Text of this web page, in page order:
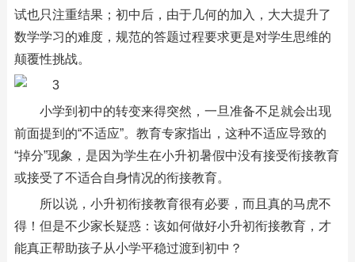
试也只注重结果；初中后，由于几何的加入，大大提升了
数学学习的难度，规范的答题过程要求更是对学生思维的
颠覆性挑战。
小学到初中的转变来得突然，一旦准备不足就会出现
前面提到的“不适应”。教育专家指出，这种不适应导致的
“掉分”现象，是因为学生在小升初暑假中没有接受衔接教育
或接受了不适合自身情况的衔接教育。
所以说，小升初衔接教育很有必要，而且真的马虎不
得！但是不少家长疑惑：该如何做好小升初衔接教育，才
能真正帮助孩子从小学平稳过渡到初中？